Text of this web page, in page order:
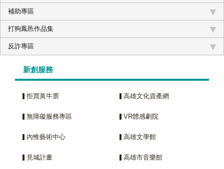
補助專區
打狗鳳邑作品集
反詐專區
新創服務
拒買黃牛票 高雄文化資產網
無障礙服務專區 VR體感劇院
內惟藝術中心 高雄文學館
見城計畫 高雄市音樂館